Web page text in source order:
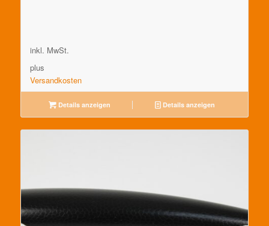
inkl. MwSt.
plus
Versandkosten
Details anzeigen Details anzeigen